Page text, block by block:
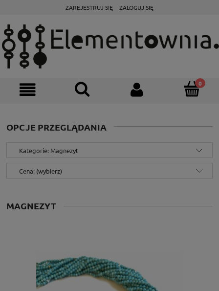
ZAREJESTRUJ SIĘ ZALOGUJ SIĘ
OPCJE PRZEGLĄDANIA
Kategorie: Magnezyt
Cena: (wybierz)
MAGNEZYT